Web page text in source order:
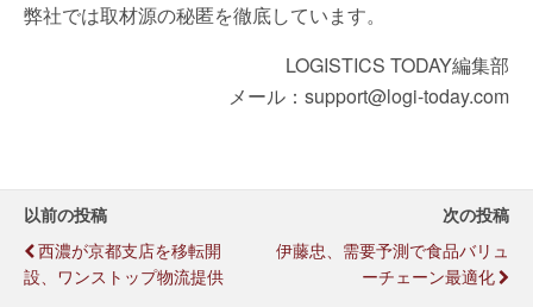
弊社では取材源の秘匿を徹底しています。
LOGISTICS TODAY編集部
メール：support@logi-today.com
以前の投稿
西濃が京都支店を移転開
設、ワンストップ物流提供
次の投稿
伊藤忠、需要予測で食品バリュ
ーチェーン最適化